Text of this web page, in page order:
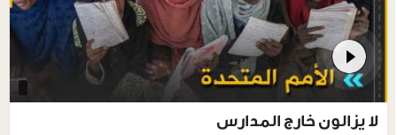
لا يزالون خارج المدارس